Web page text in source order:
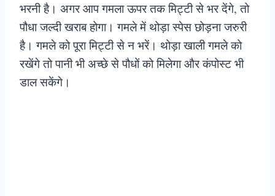
भरनी है। अगर आप गमला ऊपर तक मिट्टी से भर देंगे, तो
पौधा जल्दी खराब होगा। गमले में थोड़ा स्पेस छोड़ना जरुरी
है। गमले को पूरा मिट्टी से न भरें। थोड़ा खाली गमले को
रखेंगे तो पानी भी अच्छे से पौधों को मिलेगा और कंपोस्ट भी
डाल सकेंगे।